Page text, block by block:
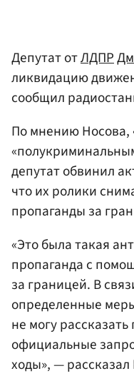
Депутат отЛДПР
ликвидацию
сообщил
По мнению Носова,
депутат обвинил
что их ролики
пропаганды за
«Это была такая
пропаганда с
за границей. В
определенные
не могу
официальные
ходы», — рассказал